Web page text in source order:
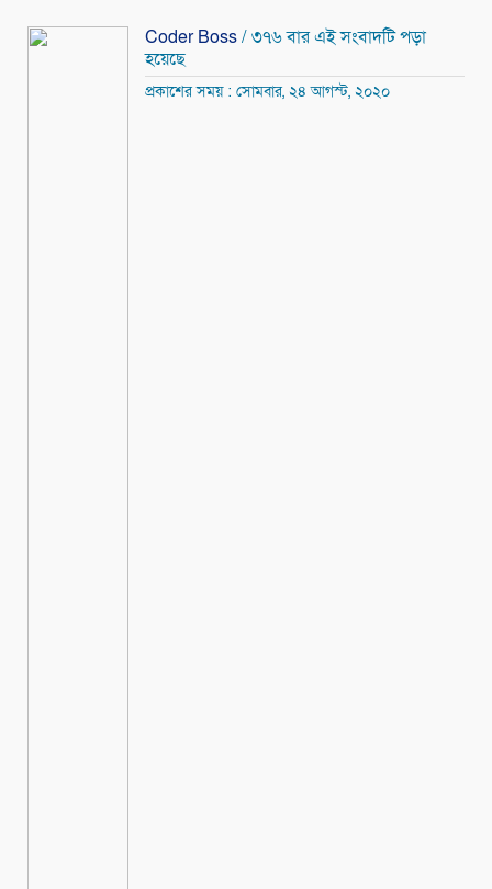
Coder Boss/ ৩৭৬ বার এই সংবাদটি পড়া
হয়েছে
প্রকাশের সময় : সোমবার, ২৪ আগস্ট, ২০২০